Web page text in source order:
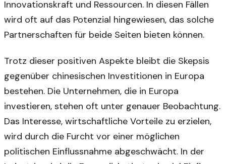
Innovationskraft und Ressourcen. In diesen Fällen
wird oft auf das Potenzial hingewiesen, das solche
Partnerschaften für beide Seiten bieten können.
Trotz dieser positiven Aspekte bleibt die Skepsis
gegenüber chinesischen Investitionen in Europa
bestehen. Die Unternehmen, die in Europa
investieren, stehen oft unter genauer Beobachtung.
Das Interesse, wirtschaftliche Vorteile zu erzielen,
wird durch die Furcht vor einer möglichen
politischen Einflussnahme abgeschwächt. In der